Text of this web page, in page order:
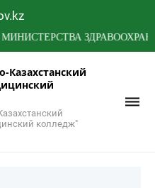
ЗДРАВООХРАНЕНИЯ
Казахстанский
колледж"